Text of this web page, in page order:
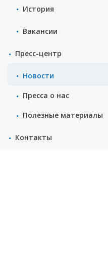
История
Вакансии
Пресс-центр
Новости
Пресса о нас
Полезные материалы
Контакты